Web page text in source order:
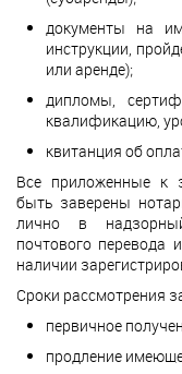
документы на
инструкции,
или аренде);
дипломы,
квалификацию,
квитанция об
Все приложенные к
быть заверены
лично в
почтового перевода
наличии
Сроки рассмотрения
первичное
продление